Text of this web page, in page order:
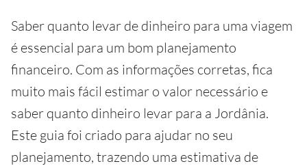
Saber quanto levar de dinheiro para uma viagem
é essencial para um bom planejamento
financeiro. Com as informações corretas, fica
muito mais fácil estimar o valor necessário e
saber quanto dinheiro levar para a Jordânia.
Este guia foi criado para ajudar no seu
planejamento, trazendo uma estimativa de